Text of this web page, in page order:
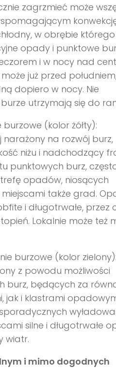
zagrzmieć może
w obrębie którego
opady i punktowe
i w nocy nad
już przed
dopiero w nocy. Nie
utrzymają się do
burzowe (kolor żółty):
narażony na rozwój burz,
niżu i nadchodzący
punktowych burz,
opadów, niosących
także grad.
i długotrwałe, przez
Lokalnie może też
burzowe (kolor zielony):
z powodu możliwości
burz, będących za
jak i klastrami
silne i długotrwałe
wiatr.
i mimo dogodnych